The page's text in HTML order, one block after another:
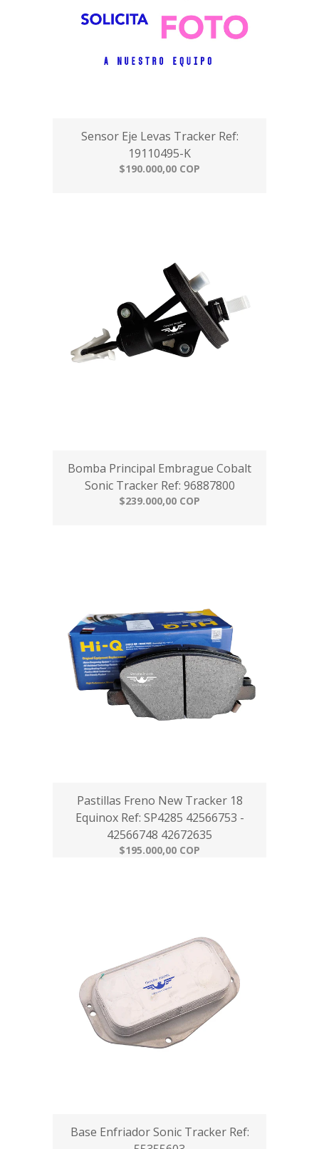
Sensor Eje Levas Tracker Ref:
19110495-K
$190.000,00 COP
Bomba Principal Embrague Cobalt
Sonic Tracker Ref: 96887800
$239.000,00 COP
Pastillas Freno New Tracker 18
Equinox Ref: SP4285 42566753 -
42566748 42672635
$195.000,00 COP
Base Enfriador Sonic Tracker Ref: